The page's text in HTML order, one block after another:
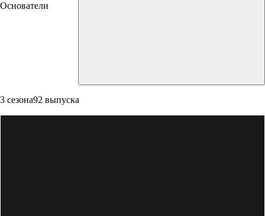
Основатели
3 сезона92 выпуска